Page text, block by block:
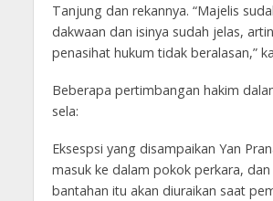
Tanjung dan rekannya. “Majelis
dakwaan dan isinya sudah jelas,
penasihat hukum tidak beralasan,”
Beberapa pertimbangan hakim
sela:
Eksespsi yang disampaikan Yan
masuk ke dalam pokok perkara,
bantahan itu akan diuraikan saat